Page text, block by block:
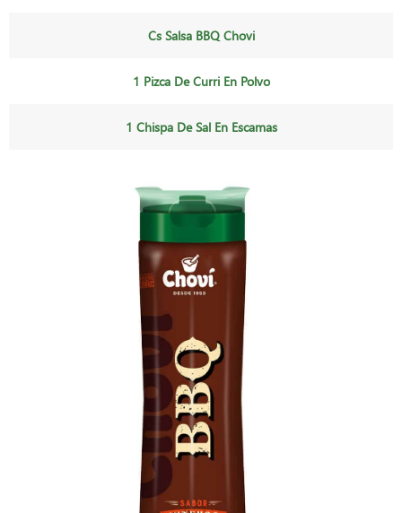
Cs Salsa BBQ Chovi
1 Pizca De Curri En Polvo
1 Chispa De Sal En Escamas